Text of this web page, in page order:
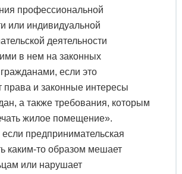
профессиональной
или индивидуальной
деятельности
в нем на законных
если это
права и законные интересы
а также требования, которым
жилое помещение».
если предпринимательская
каким-то образом мешает
или нарушает